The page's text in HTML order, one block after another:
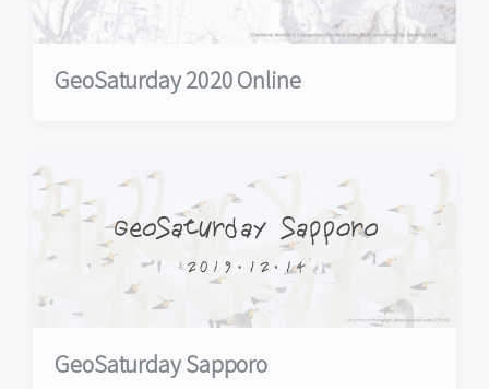
GeoSaturday 2020 Online
GeoSaturday Sapporo